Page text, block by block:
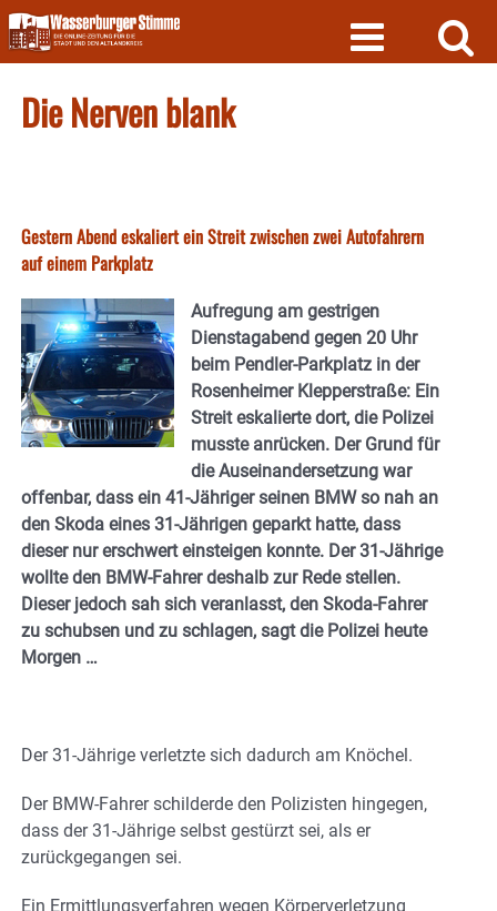
Skip
to
content
Die Nerven blank
Gestern Abend eskaliert ein Streit zwischen zwei Autofahrern
auf einem Parkplatz
Aufregung am gestrigen
Dienstagabend gegen 20 Uhr
beim Pendler-Parkplatz in der
Rosenheimer Klepperstraße: Ein
Streit eskalierte dort, die Polizei
musste anrücken. Der Grund für
die Auseinandersetzung war
offenbar, dass ein 41-Jähriger seinen BMW so nah an
den Skoda eines 31-Jährigen geparkt hatte, dass
dieser nur erschwert einsteigen konnte. Der 31-Jährige
wollte den BMW-Fahrer deshalb zur Rede stellen.
Dieser jedoch sah sich veranlasst, den Skoda-Fahrer
zu schubsen und zu schlagen, sagt die Polizei heute
Morgen …
Der 31-Jährige verletzte sich dadurch am Knöchel.
Der BMW-Fahrer schilderde den Polizisten hingegen,
dass der 31-Jährige selbst gestürzt sei, als er
zurückgegangen sei.
Ein Ermittlungsverfahren wegen Körperverletzung